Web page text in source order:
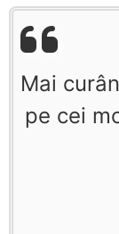
Mai
pe cei